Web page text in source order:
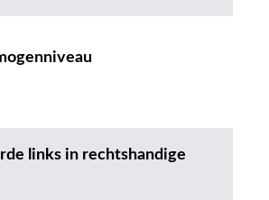
links in rechtshandige